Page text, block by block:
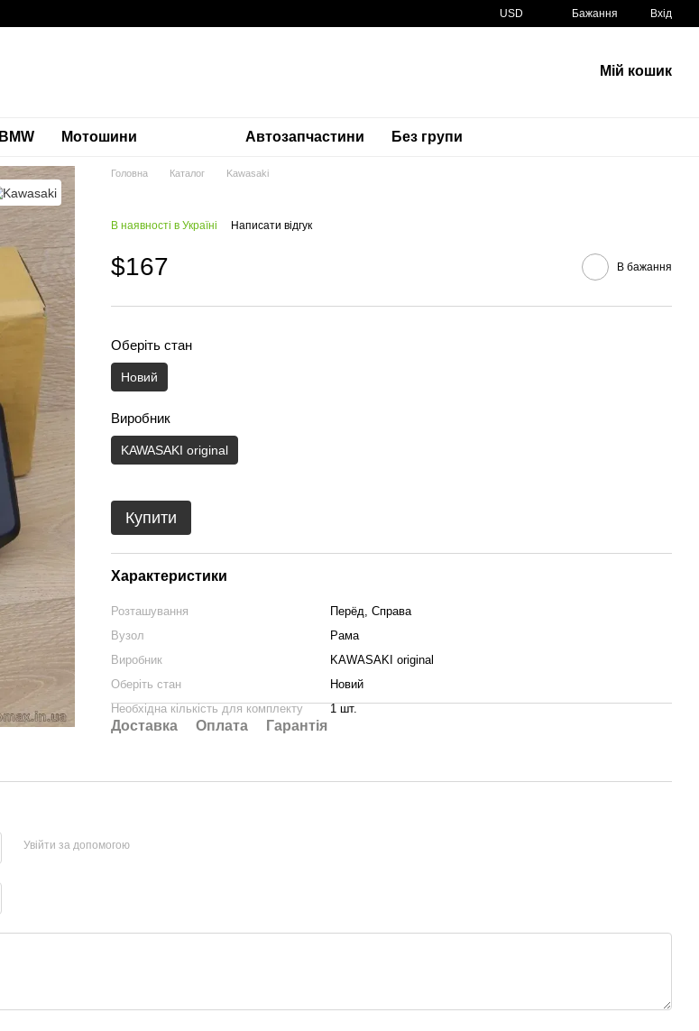
USD Бажання Вхід
Мій кошик
BMW Мотошини Автозапчастини Без групи
Головна Каталог Kawasaki
В наявності в Україні Написати відгук
$167 В бажання
Оберіть стан
Новий
Виробник
KAWASAKI original
Купити
Характеристики
Розташування
Пepёд, Справа
Вузол
Рама
Виробник
KAWASAKI original
Оберіть стан
Новий
Необхідна кількість для комплекту
1 шт.
Доставка Оплата Гарантія
Увійти за допомогою